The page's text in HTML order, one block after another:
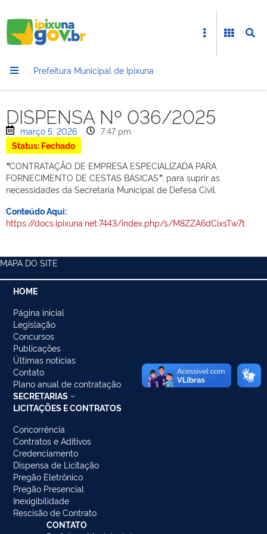
Prefeitura Municipal de Ipixuna
DISPENSA Nº 036/2025
março 5, 2026
7:47 pm
Status: Fechado
“CONTRATAÇÃO DE EMPRESA ESPECIALIZADA PARA
FORNECIMENTO DE CESTAS BÁSICAS”, para suprir as
necessidades da Secretaria Municipal de Defesa Civil.
Conteúdo Aqui:
https://docs.ipixuna.net:7443/index.php/s/M8ZZA6dCixsTw7t
MAPA DO SITE
HOME
Página inicial
Legislação
Concursos
Publicações
Últimas notícias
Contato
Plano anual de contratação
SECRETARIAS
LICITAÇÕES E CONTRATOS
Concorrência
Contratos e Aditivos
Credenciamento
Dispensa de Licitação
Pregão Eletrônico
Pregão Presencial
Inexigibilidade
Rescisão de Contrato
CONTATO